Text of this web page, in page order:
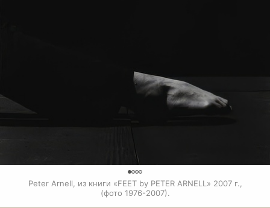
Peter Arnell, из книги «FEET by PETER ARNELL» 2007 г.,
(фото 1976-2007).